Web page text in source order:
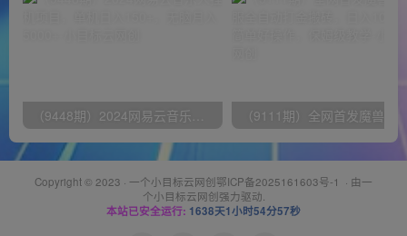
Copyright © 2023 · 一个小目标云网创鄂ICP备2025161603号-1 · 由一
个小目标云网创强力驱动.
本站已安全运行: 1638天1小时54分57秒